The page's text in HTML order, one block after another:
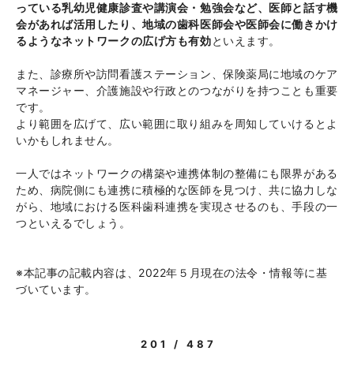
っている乳幼児健康診査や講演会・勉強会など、医師と話す機
会があれば活用したり、地域の歯科医師会や医師会に働きかけ
るようなネットワークの広げ方も有効といえます。
また、診療所や訪問看護ステーション、保険薬局に地域のケア
マネージャー、介護施設や行政とのつながりを持つことも重要
です。
より範囲を広げて、広い範囲に取り組みを周知していけるとよ
いかもしれません。
一人ではネットワークの構築や連携体制の整備にも限界がある
ため、病院側にも連携に積極的な医師を見つけ、共に協力しな
がら、地域における医科歯科連携を実現させるのも、手段の一
つといえるでしょう。
※本記事の記載内容は、2022年５月現在の法令・情報等に基
づいています。
201 / 487